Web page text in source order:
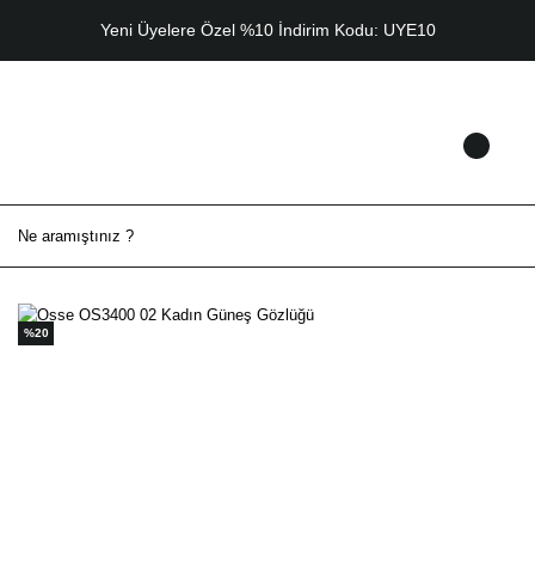
Yeni Üyelere Özel %10 İndirim Kodu: UYE10
%20